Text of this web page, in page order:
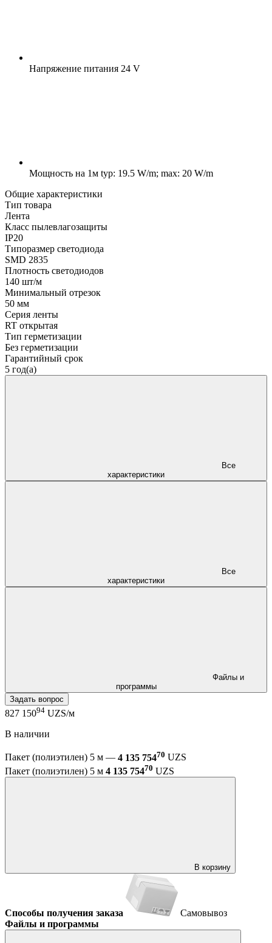
Напряжение питания 24 V
Мощность на 1м typ: 19.5 W/m; max: 20 W/m
Общие характеристики
Тип товара
Лента
Класс пылевлагозащиты
IP20
Типоразмер светодиода
SMD 2835
Плотность светодиодов
140 шт/м
Минимальный отрезок
50 мм
Серия ленты
RT открытая
Тип герметизации
Без герметизации
Гарантийный срок
5 год(а)
характеристики
характеристики
программы
Задать вопрос
827 15094 UZS/м
В наличии
Пакет (полиэтилен) 5 м — 4 135 75470 UZS
Пакет (полиэтилен) 5 м 4 135 75470 UZS
В корзину
Способы получения заказа
Самовывоз
Файлы и программы